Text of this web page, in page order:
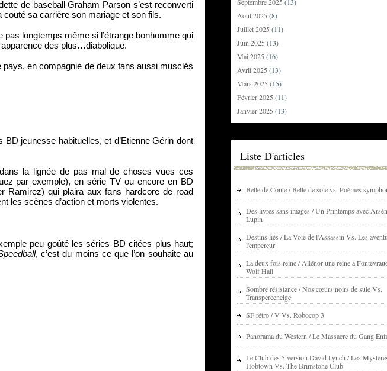
de baseball Graham Parson s’est reconverti
sa carrière son mariage et son fils.
pas longtemps même si l’étrange bonhomme qui
des plus…diabolique.
pays, en compagnie de deux fans aussi musclés
jeunesse habituelles, et d’Etienne Gérin dont
la lignée de pas mal de choses vues ces
par exemple), en série TV ou encore en BD
Ramirez) qui plaira aux fans hardcore de road
les scènes d’action et morts violentes.
peu goûté les séries BD citées plus haut;
, c’est du moins ce que l’on souhaite au
Août 2025 (8)
Juillet 2025 (11)
Juin 2025 (13)
Mai 2025 (16)
Avril 2025 (13)
Mars 2025 (15)
Février 2025 (11)
Janvier 2025 (13)
Liste D'articles
Belle de Conte / Belle de soie vs. Poèmes
Des livres sans images / Un Printemps avec
Lupin
Destins liés / La Voie de l'Assassin Vs. Les
l'empereur
La deux fois reine / Aliénor une reine à
Wolf Hall
Sombre résistance / Nos cœurs noirs de suie Vs.
Transperceneige
SF rétro / V Vs. Robocop 3
Panorama du Western / Le Massacre du Gang
Le Club des 5 version David Lynch / Les
Hobtown Vs. The Brimstone Club